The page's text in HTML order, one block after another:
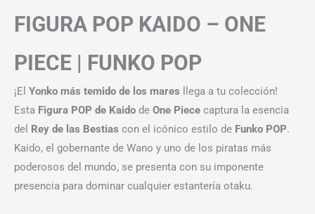
FIGURA POP KAIDO – ONE
PIECE | FUNKO POP
¡El Yonko más temido de los mares llega a tu colección!
Esta Figura POP de Kaido de One Piece captura la esencia
del Rey de las Bestias con el icónico estilo de Funko POP.
Kaido, el gobernante de Wano y uno de los piratas más
poderosos del mundo, se presenta con su imponente
presencia para dominar cualquier estantería otaku.